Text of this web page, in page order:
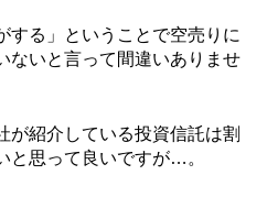
する」ということで空売りに
ないと言って間違いありませ
が紹介している投資信託は割
と思って良いですが…。